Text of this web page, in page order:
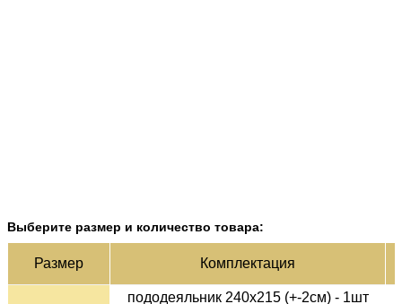
Выберите размер и количество товара:
Раз­мер Ком­плек­тация
пододеяльник 240х215 (+-2см) - 1шт